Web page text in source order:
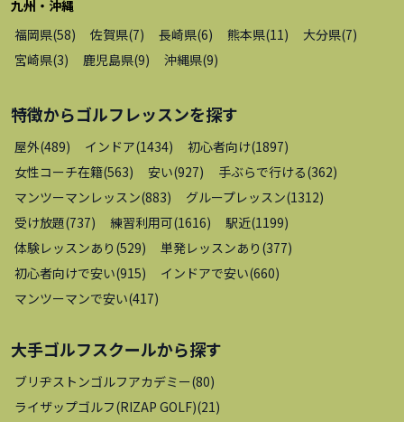
九州・沖縄
福岡県(58) 佐賀県(7) 長崎県(6) 熊本県(11) 大分県(7)
宮崎県(3) 鹿児島県(9) 沖縄県(9)
特徴からゴルフレッスンを探す
屋外(489) インドア(1434) 初心者向け(1897)
女性コーチ在籍(563) 安い(927) 手ぶらで行ける(362)
マンツーマンレッスン(883) グループレッスン(1312)
受け放題(737) 練習利用可(1616) 駅近(1199)
体験レッスンあり (529) 単発レッスンあり (377)
初心者向けで安い(915) インドアで安い(660)
マンツーマンで安い(417)
大手ゴルフスクールから探す
ブリヂストンゴルフアカデミー(80)
ライザップゴルフ(RIZAP GOLF)(21)